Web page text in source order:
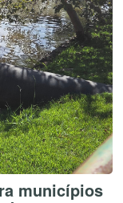
municípios